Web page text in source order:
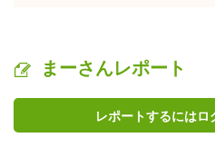
まーさんレポート
レポートするにはロ